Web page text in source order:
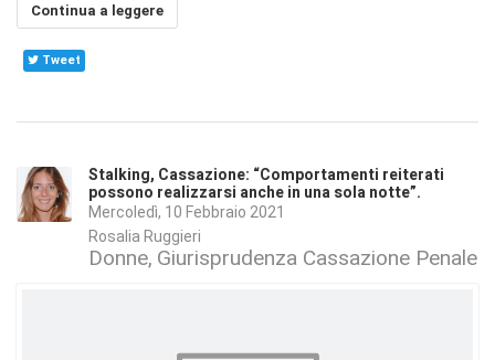
Continua a leggere
Tweet
Stalking, Cassazione: “Comportamenti reiterati
possono realizzarsi anche in una sola notte”.
Mercoledì, 10 Febbraio 2021
Rosalia Ruggieri
Donne Giurisprudenza Cassazione Penale